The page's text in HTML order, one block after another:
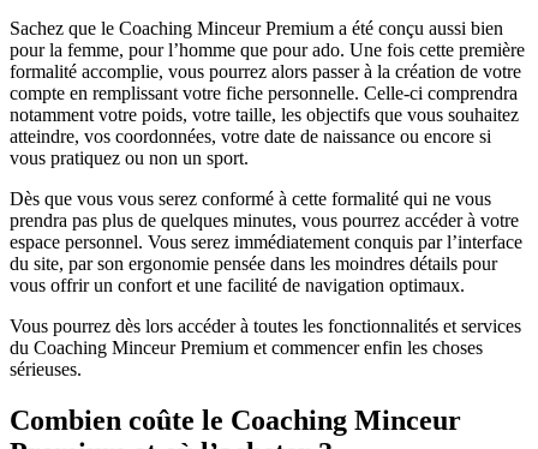
Sachez que le Coaching Minceur Premium a été conçu aussi bien
pour la femme, pour l’homme que pour ado. Une fois cette première
formalité accomplie, vous pourrez alors passer à la création de votre
compte en remplissant votre fiche personnelle. Celle-ci comprendra
notamment votre poids, votre taille, les objectifs que vous souhaitez
atteindre, vos coordonnées, votre date de naissance ou encore si
vous pratiquez ou non un sport.
Dès que vous vous serez conformé à cette formalité qui ne vous
prendra pas plus de quelques minutes, vous pourrez accéder à votre
espace personnel. Vous serez immédiatement conquis par l’interface
du site, par son ergonomie pensée dans les moindres détails pour
vous offrir un confort et une facilité de navigation optimaux.
Vous pourrez dès lors accéder à toutes les fonctionnalités et services
du Coaching Minceur Premium et commencer enfin les choses
sérieuses.
Combien coûte le Coaching Minceur